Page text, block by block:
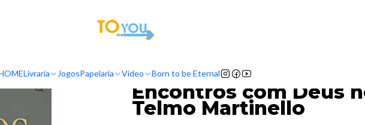
Livraria JogosPapelaria Vídeo Born to be Eternal
Encontros com Deus no Jardim - Telmo Martinello
|
Encontros com Deus
Telmo Martinello